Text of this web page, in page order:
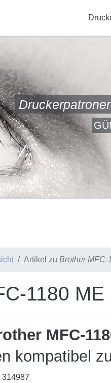
Artikel zu Brother MFC-
1180
MFC-
kompatibel
314987